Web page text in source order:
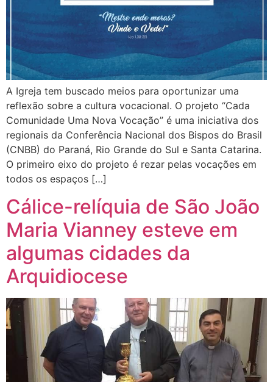
A Igreja tem buscado meios para oportunizar uma
reflexão sobre a cultura vocacional. O projeto “Cada
Comunidade Uma Nova Vocação” é uma iniciativa dos
regionais da Conferência Nacional dos Bispos do Brasil
(CNBB) do Paraná, Rio Grande do Sul e Santa Catarina.
O primeiro eixo do projeto é rezar pelas vocações em
todos os espaços […]
Cálice-relíquia de São João
Maria Vianney esteve em
algumas cidades da
Arquidiocese